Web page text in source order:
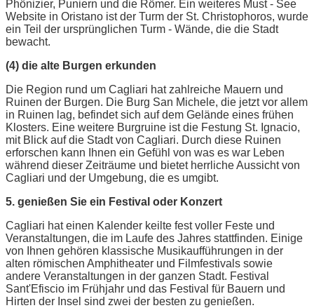
Phönizier, Puniern und die Römer. Ein weiteres Must - See
Website in Oristano ist der Turm der St. Christophoros, wurde
ein Teil der ursprünglichen Turm - Wände, die die Stadt
bewacht.
(4) die alte Burgen erkunden
Die Region rund um Cagliari hat zahlreiche Mauern und
Ruinen der Burgen. Die Burg San Michele, die jetzt vor allem
in Ruinen lag, befindet sich auf dem Gelände eines frühen
Klosters. Eine weitere Burgruine ist die Festung St. Ignacio,
mit Blick auf die Stadt von Cagliari. Durch diese Ruinen
erforschen kann Ihnen ein Gefühl von was es war Leben
während dieser Zeiträume und bietet herrliche Aussicht von
Cagliari und der Umgebung, die es umgibt.
5. genießen Sie ein Festival oder Konzert
Cagliari hat einen Kalender keilte fest voller Feste und
Veranstaltungen, die im Laufe des Jahres stattfinden. Einige
von Ihnen gehören klassische Musikaufführungen in der
alten römischen Amphitheater und Filmfestivals sowie
andere Veranstaltungen in der ganzen Stadt. Festival
Sant'Efiscio im Frühjahr und das Festival für Bauern und
Hirten der Insel sind zwei der besten zu genießen.